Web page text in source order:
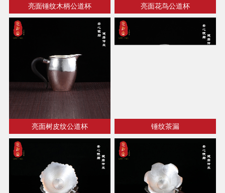
亮面锤纹木柄公道杯 亮面花鸟公道杯
亮面树皮纹公道杯 锤纹茶漏